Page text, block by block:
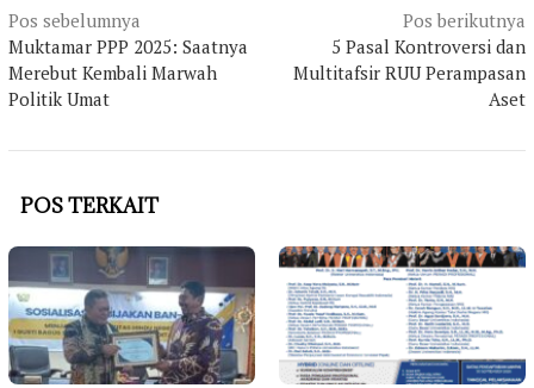
Navigasi
pos
Pos sebelumnya
Muktamar PPP 2025: Saatnya
Merebut Kembali Marwah
Politik Umat
Pos berikutnya
5 Pasal Kontroversi dan
Multitafsir RUU Perampasan
Aset
POS TERKAIT